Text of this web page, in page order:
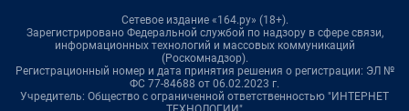
Сетевое издание «164.ру» (18+).
Зарегистрировано Федеральной службой по надзору в сфере связи,
информационных технологий и массовых коммуникаций
(Роскомнадзор).
Регистрационный номер и дата принятия решения о регистрации: ЭЛ №
ФС 77-84688 от 06.02.2023 г.
Учредитель: Общество с ограниченной ответственностью "ИНТЕРНЕТ